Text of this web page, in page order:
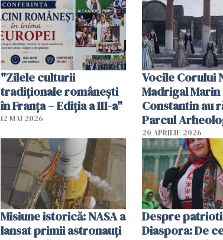
Românilor din Marea
Britanie”
românești în
Romei
"Zilele culturii
tradiționale românești
în Franța – Ediția a III-a"
12 MAI 2026
Vocile Corului
Madrigal Marin
Constantin au
Parcul
Pompei
20 APRILIE 2026
Misiune istorică: NASA a
lansat primii astronauţi
Despre
Diaspora: De